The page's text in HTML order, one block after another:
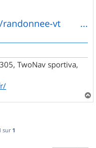
randonnee-vt ...
TwoNav sportiva,
a
sur 1